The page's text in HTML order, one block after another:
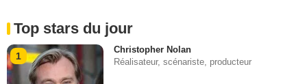
Top stars du jour
1
Christopher Nolan
Réalisateur, scénariste, producteur